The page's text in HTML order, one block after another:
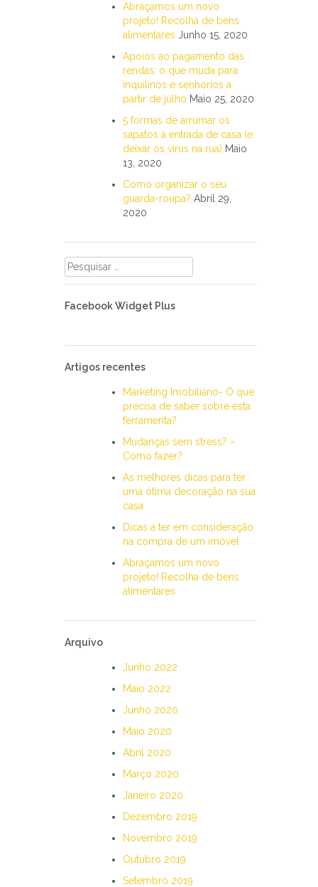
Abraçamos um novo
projeto! Recolha de bens
alimentares Junho 15, 2020
Apoios ao pagamento das
rendas: o que muda para
inquilinos e senhorios a
partir de julho Maio 25, 2020
5 formas de arrumar os
sapatos à entrada de casa (e
deixar os vírus na rua) Maio
13, 2020
Como organizar o seu
guarda-roupa? Abril 29,
2020
Pesquisar
por:
Facebook Widget Plus
Artigos recentes
Marketing Imobiliário- O que
precisa de saber sobre esta
ferramenta?
Mudanças sem stress? –
Como fazer?
As melhores dicas para ter
uma ótima decoração na sua
casa
Dicas a ter em consideração
na compra de um imóvel
Abraçamos um novo
projeto! Recolha de bens
alimentares
Arquivo
Junho 2022
Maio 2022
Junho 2020
Maio 2020
Abril 2020
Março 2020
Janeiro 2020
Dezembro 2019
Novembro 2019
Outubro 2019
Setembro 2019